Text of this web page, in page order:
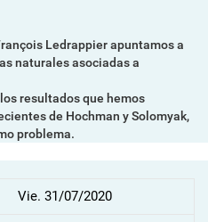
Ledrappier apuntamos a
naturales asociadas a
resultados que hemos
de Hochman y Solomyak,
problema.
Vie. 31/07/2020